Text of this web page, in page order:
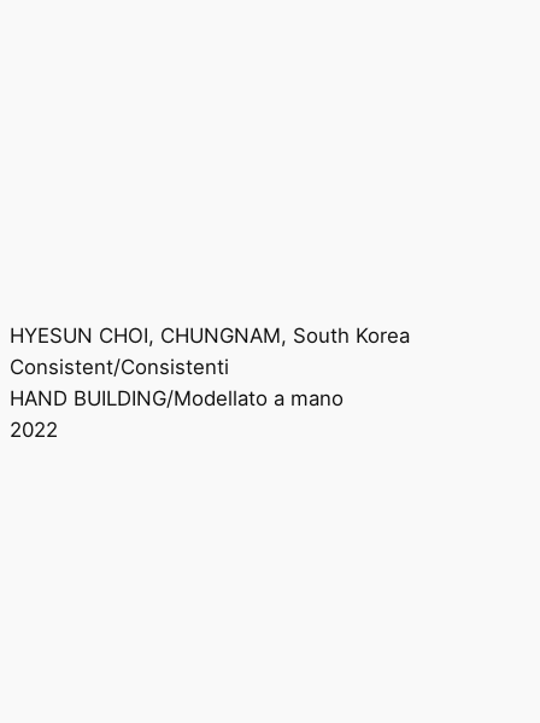
HYESUN CHOI, CHUNGNAM, South Korea
Consistent/Consistenti
HAND BUILDING/Modellato a mano
2022